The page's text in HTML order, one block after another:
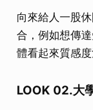
向來給人一股
合，例如想傳
體看起來質感
LOOK 02.大